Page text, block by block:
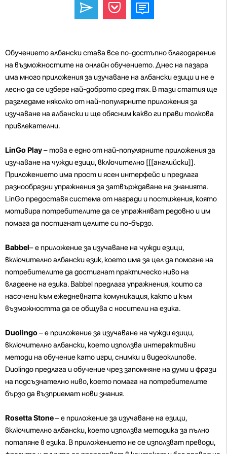
Обучението албански става все по-достъпно благодарение
на възможностите на онлайн обучението. Днес на пазара
има много приложения за изучаване на албански езици и не е
лесно да се избере най-доброто сред тях. В тази статия ще
разгледаме няколко от най-популярните приложения за
изучаване на албански и ще обясним какво ги прави толкова
привлекателни.
LinGo Play– това е едно от най-популярните приложения за
изучаване на чужди езици, включително [[[английски]].
Приложението има прост и ясен интерфейс и предлага
разнообразни упражнения за затвърждаване на знанията.
LinGo предоставя система от награди и постижения, която
мотивира потребителите да се упражняват редовно и им
помага да постигнат целите си по-бързо.
Babbel– е приложение за изучаване на чужди езици,
включително албански език, което има за цел да помогне на
потребителите да достигнат практическо ниво на
владеене на езика. Babbel предлага упражнения, които са
насочени към ежедневната комуникация, както и към
възможността да се общува с носители на езика.
Duolingo– е приложение за изучаване на чужди езици,
включително албански, което използва интерактивни
методи на обучение като игри, снимки и видеоклипове.
Duolingo предлага и обучение чрез запомняне на думи и фрази
на подсъзнателно ниво, което помага на потребителите
бързо да възприемат нови знания.
Rosetta Stone– е приложение за изучаване на езици,
включително албански, което използва методика за пълно
потапяне в езика. В приложението не се използват преводи,